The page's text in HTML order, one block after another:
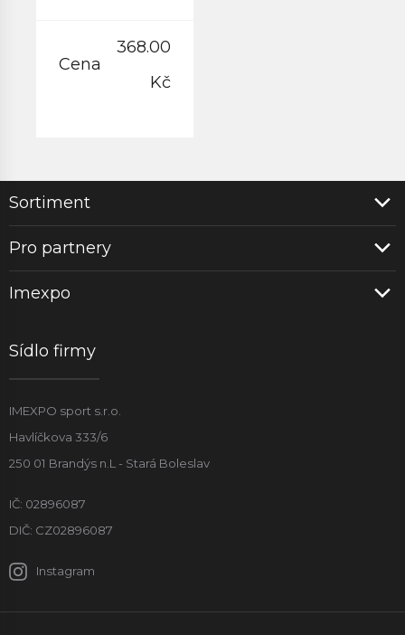
Cena
368.00
Kč
Sortiment
Pro partnery
Imexpo
Sídlo firmy
IMEXPO sport s.r.o.
Havlíčkova 333/6
250 01 Brandýs n.L - Stará Boleslav
IČ: 02896087
DIČ: CZ02896087
Instagram